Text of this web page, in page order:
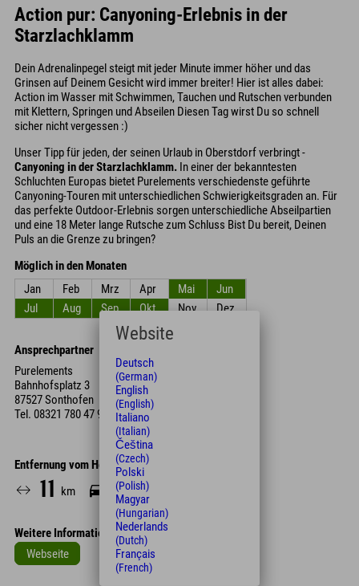
Action pur: Canyoning-Erlebnis in der
Starzlachklamm
Dein Adrenalinpegel steigt mit jeder Minute immer höher und das
Grinsen auf Deinem Gesicht wird immer breiter! Hier ist alles dabei:
Action im Wasser mit Schwimmen, Tauchen und Rutschen verbunden
mit Klettern, Springen und Abseilen Diesen Tag wirst Du so schnell
sicher nicht vergessen :)
Unser Tipp für jeden, der seinen Urlaub in Oberstdorf verbringt -
Canyoning in der Starzlachklamm. In einer der bekanntesten
Schluchten Europas bietet Purelements verschiedenste geführte
Canyoning-Touren mit unterschiedlichen Schwierigkeitsgraden an. Für
das perfekte Outdoor-Erlebnis sorgen unterschiedliche Abseilpartien
und eine 18 Meter lange Rutsche zum Schluss Bist Du bereit, Deinen
Puls an die Grenze zu bringen?
Möglich in den Monaten
Jan
Feb Mrz Apr Mai
Jun
Jul
Aug Sep Okt Nov Dez
Ansprechpartner
Purelements
Bahnhofsplatz 3
87527 Sonthofen
Tel. 08321 780 47 90
Entfernung vom Hotel
11 km 15 Min.
Weitere Informationen
Webseite
Leaflet
Website
Deutsch
(German)
English
(English)
Italiano
(Italian)
Čeština
(Czech)
Polski
(Polish)
Magyar
(Hungarian)
Nederlands
(Dutch)
Français
(French)